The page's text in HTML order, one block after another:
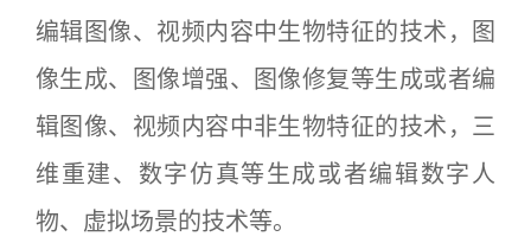
编辑图像、视频内容中生物特征的技术，图
像生成、图像增强、图像修复等生成或者编
辑图像、视频内容中非生物特征的技术，三
维重建、数字仿真等生成或者编辑数字人
物、虚拟场景的技术等。